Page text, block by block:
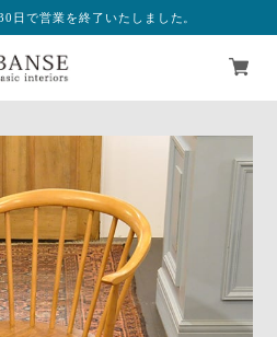
日で営業を終了いたしました。